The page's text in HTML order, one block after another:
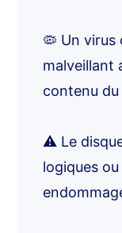
🦠 Un virus
malveillant
contenu
⚠️ Le
logiques